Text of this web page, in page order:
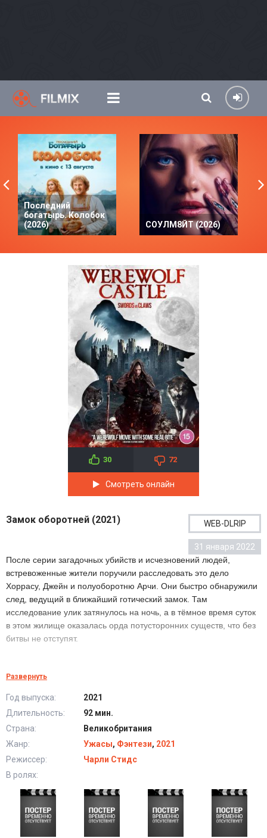
Последний
богатырь. Колобок
(2026)
СОУЛМ8ЙТ (2026)
30 72
Смотреть онлайн
Замок оборотней (2021) WEB-DLRIP
31 января 2022
После серии загадочных убийств и исчезновений людей,
встревоженные жители поручили расследовать это дело
Хоррасу, Джейн и полуоборотню Арчи. Они быстро обнаружили
след, ведущий в ближайший готический замок. Там
исследование улик затянулось на ночь, а в тёмное время суток
в этом жилище оказалась орда потусторонних существ, что без
битвы не отступят.
Замок оборотней (2021) в хорошем качестве HD
Развернуть
Год выпуска:
2021
Длительность:
92 мин.
Страна:
Великобритания
Жанр:
Ужасы, Фэнтези, 2021
Режиссер:
Чарли Стидс
В ролях: